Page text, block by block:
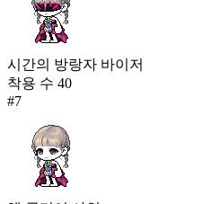
시간의 방랑자 바이저
착용 수 40
#7